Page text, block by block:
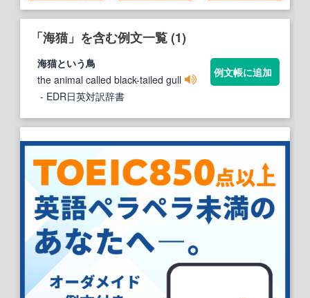
「海猫」を含む例文一覧 (1)
海猫という鳥
the animal called black-tailed gull
- EDR日英対訳辞書
例文帳に追加